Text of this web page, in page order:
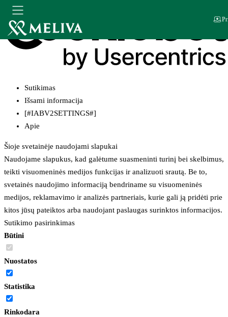
Sutikimas
Išsami informacija
[#IABV2SETTINGS#]
Apie
Šioje svetainėje naudojami slapukai
Naudojame slapukus, kad galėtume suasmeninti turinį bei skelbimus,
teikti visuomeninės medijos funkcijas ir analizuoti srautą. Be to,
svetainės naudojimo informaciją bendriname su visuomeninės
medijos, reklamavimo ir analizės partneriais, kurie gali ją pridėti prie
kitos jūsų pateiktos arba naudojant paslaugas surinktos informacijos.
Sutikimo pasirinkimas
Būtini
Nuostatos
Statistika
Rinkodara